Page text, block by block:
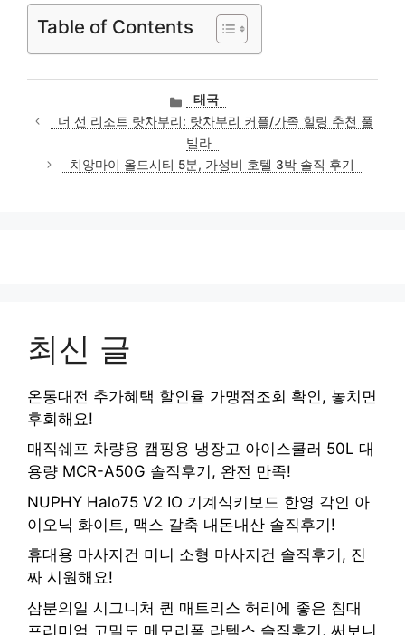
Table of Contents
카
테
고
리
태국
더 선 리조트 랏차부리: 랏차부리 커플/가족 힐링 추천 풀
빌라
치앙마이 올드시티 5분, 가성비 호텔 3박 솔직 후기
최신 글
온통대전 추가혜택 할인율 가맹점조회 확인, 놓치면
후회해요!
매직쉐프 차량용 캠핑용 냉장고 아이스쿨러 50L 대
용량 MCR-A50G 솔직후기, 완전 만족!
NUPHY Halo75 V2 IO 기계식키보드 한영 각인 아
이오닉 화이트, 맥스 갈축 내돈내산 솔직후기!
휴대용 마사지건 미니 소형 마사지건 솔직후기, 진
짜 시원해요!
삼분의일 시그니처 퀸 매트리스 허리에 좋은 침대
프리미엄 고밀도 메모리폼 라텍스 솔직후기, 써보니